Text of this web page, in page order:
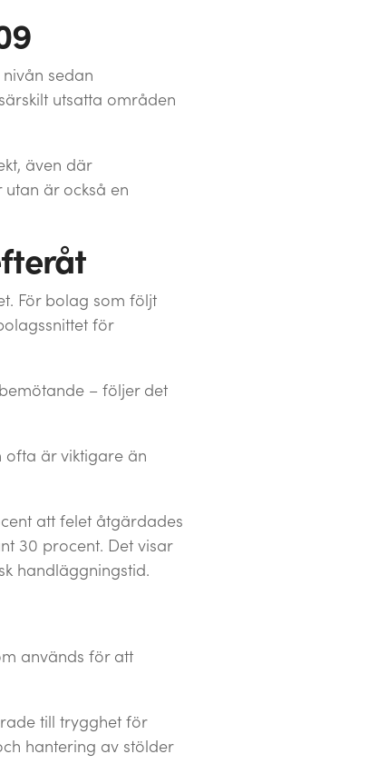
sedan
utsatta områden
även där
är också en
För bolag som följt
för
– följer det
ofta är viktigare än
att felet åtgärdades
30 procent. Det visar
handläggningstid.
används för att
till trygghet för
hantering av stölder